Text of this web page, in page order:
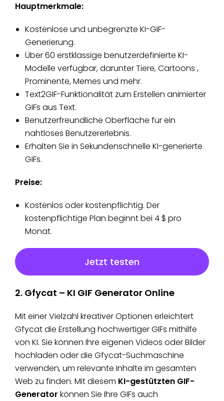
Hauptmerkmale:
Kostenlose und unbegrenzte KI-GIF-
Generierung.
Über 60 erstklassige benutzerdefinierte KI-
Modelle verfügbar, darunter Tiere, Cartoons ,
Prominente, Memes und mehr.
Text2GIF-Funktionalität zum Erstellen animierter
GIFs aus Text.
Benutzerfreundliche Oberfläche für ein
nahtloses Benutzererlebnis.
Erhalten Sie in Sekundenschnelle KI-generierte
GIFs.
Preise:
Kostenlos oder kostenpflichtig. Der
kostenpflichtige Plan beginnt bei 4 $ pro
Monat.
Jetzt testen
2. Gfycat – KI GIF Generator Online
Mit einer Vielzahl kreativer Optionen erleichtert
Gfycat die Erstellung hochwertiger GIFs mithilfe
von KI. Sie können Ihre eigenen Videos oder Bilder
hochladen oder die Gfycat-Suchmaschine
verwenden, um relevante Inhalte im gesamten
Web zu finden. Mit diesem KI-gestützten GIF-
Generator können Sie Ihre GIFs auch